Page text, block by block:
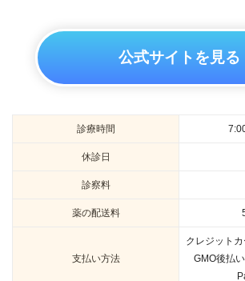
公式サイトを見る
診療時間
休診日
診察料
薬の配送料
支払い方法
クレジット
GMO後払